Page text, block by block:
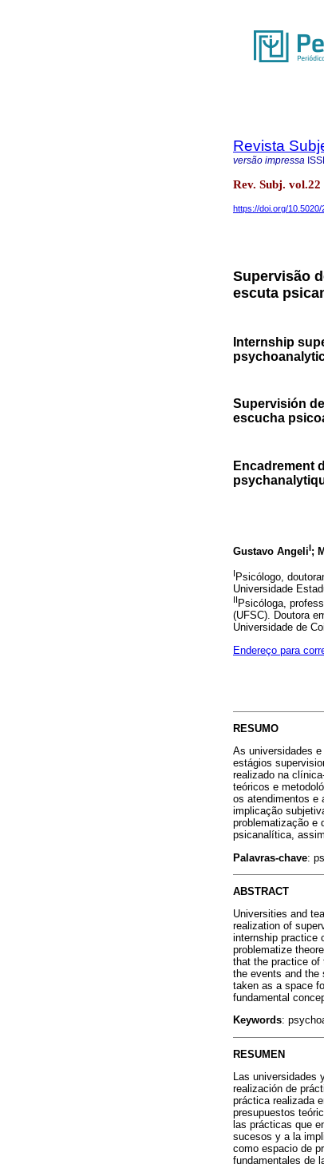
Revista
versão impressa
Rev. Subj.
https://doi.org/
Supervisão
escuta
Internship
Supervisión
escucha
Encadrement
Gustavo AngeliI;
I Psicólogo,
Universidade
II Psicóloga,
(UFSC). Doutora
Universidade de
Endereço para
RESUMO
As universidades
estágios
realizado na
teóricos e
os atendimentos e
implicação
problematização e
psicanalítica,
Palavras-chave:
ABSTRACT
Universities and
realization of
internship practice
problematize
that the practice of
the events and the
taken as a space
fundamental
Keywords:
RESUMEN
Las
realización de
práctica realizada
presupuestos
las prácticas que
sucesos y a la
como espacio de
fundamentales de